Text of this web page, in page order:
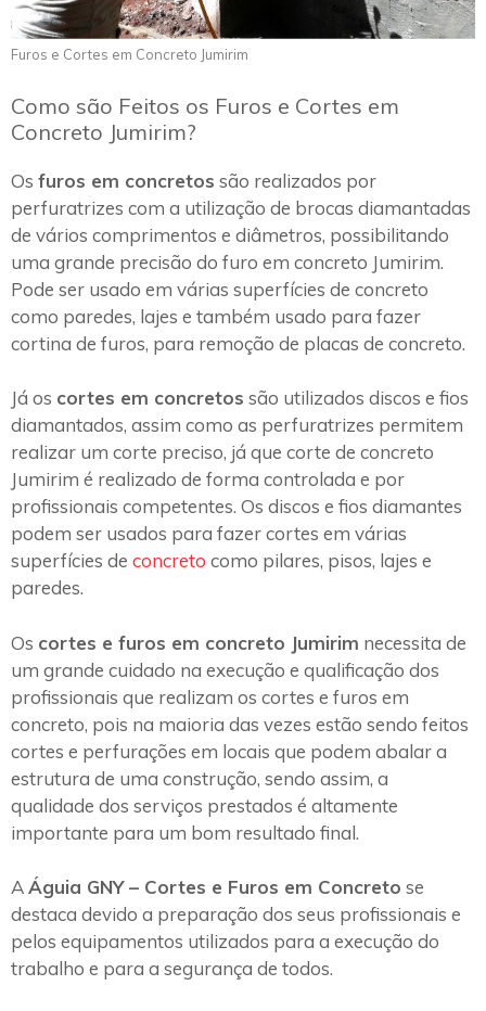
Furos e Cortes em Concreto Jumirim
Como são Feitos os Furos e Cortes em
Concreto Jumirim?
Os furos em concretos são realizados por
perfuratrizes com a utilização de brocas diamantadas
de vários comprimentos e diâmetros, possibilitando
uma grande precisão do furo em concreto Jumirim.
Pode ser usado em várias superfícies de concreto
como paredes, lajes e também usado para fazer
cortina de furos, para remoção de placas de concreto.
Já os cortes em concretos são utilizados discos e fios
diamantados, assim como as perfuratrizes permitem
realizar um corte preciso, já que corte de concreto
Jumirim é realizado de forma controlada e por
profissionais competentes. Os discos e fios diamantes
podem ser usados para fazer cortes em várias
superfícies de concreto como pilares, pisos, lajes e
paredes.
Os cortes e furos em concreto Jumirim necessita de
um grande cuidado na execução e qualificação dos
profissionais que realizam os cortes e furos em
concreto, pois na maioria das vezes estão sendo feitos
cortes e perfurações em locais que podem abalar a
estrutura de uma construção, sendo assim, a
qualidade dos serviços prestados é altamente
importante para um bom resultado final.
AÁguia GNY – Cortes e Furos em Concreto se
destaca devido a preparação dos seus profissionais e
pelos equipamentos utilizados para a execução do
trabalho e para a segurança de todos.